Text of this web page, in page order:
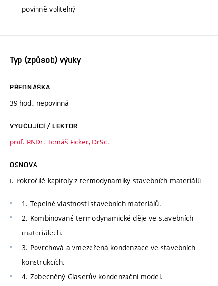
povinně volitelný
Typ (způsob) výuky
PŘEDNÁŠKA
39 hod., nepovinná
VYUČUJÍCÍ / LEKTOR
prof. RNDr. Tomáš Ficker, DrSc.
OSNOVA
I. Pokročilé kapitoly z termodynamiky stavebních materiálů
1. Tepelné vlastnosti stavebních materiálů.
2. Kombinované termodynamické děje ve stavebních
materiálech.
3. Povrchová a vmezeřená kondenzace ve stavebních
konstrukcích.
4. Zobecněný Glaserův kondenzační model.